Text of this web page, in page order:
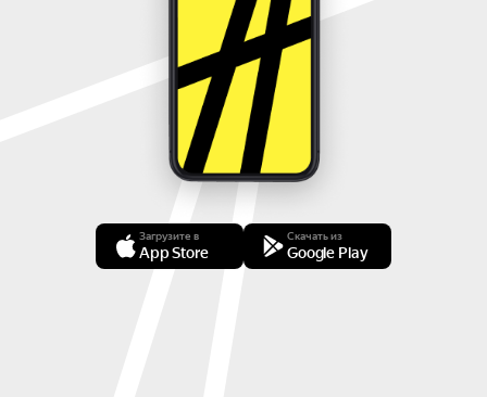
Загрузите в
App Store
Скачать из
Google Play